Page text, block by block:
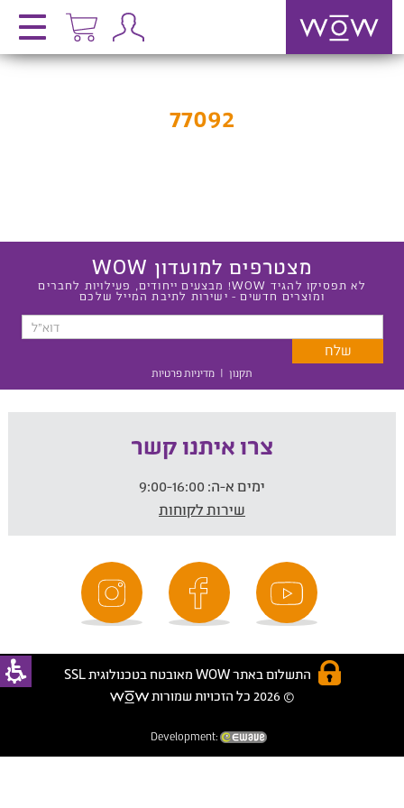
77092
מצטרפים למועדון WOW
לא תפסיקו להגיד WOW! מבצעים ייחודים, פעילויות לחברים
ומוצרים חדשים - ישירות לתיבת המייל שלכם
תקנון | מדיניות פרטיות
צרו איתנו קשר
ימים א-ה:
שירות לקוחות
התשלום באתר WOW מאובטח בטכנולוגית SSL
© 2026 כל הזכויות שמורות
Development: